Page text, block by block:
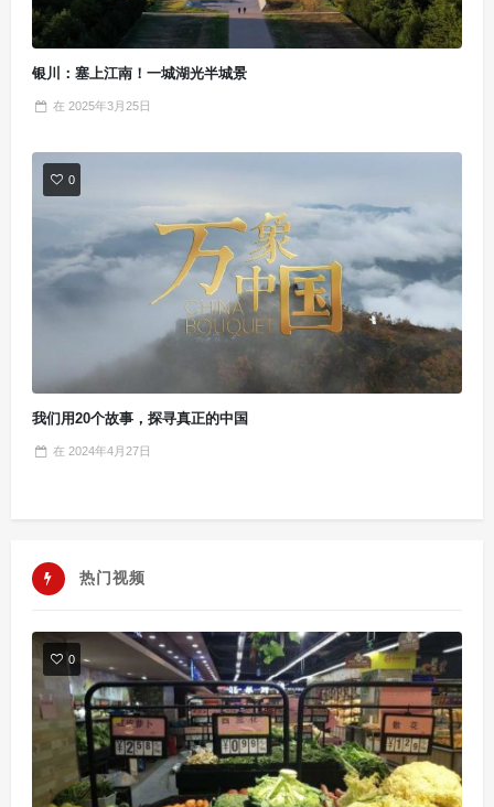
银川：塞上江南！一城湖光半城景
在 2025年3月25日
0
我们用20个故事，探寻真正的中国
在 2024年4月27日
热门视频
0